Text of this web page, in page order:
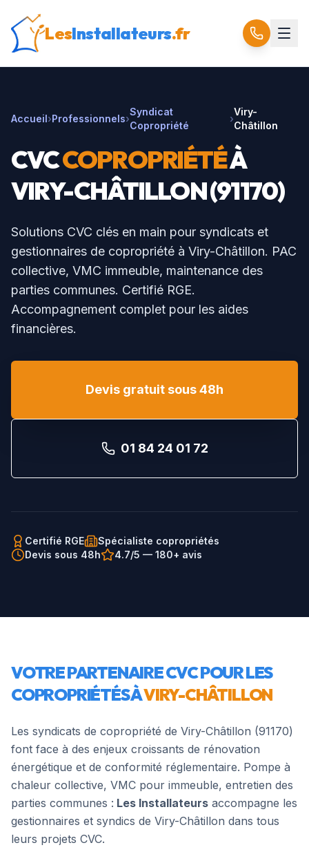
LesInstallateurs.fr
Accueil›Professionnels›
Syndicat
Copropriété
›
Viry-
Châtillon
CVCCOPROPRIÉTÉÀ
VIRY-CHÂTILLON(91170)
Solutions CVC clés en main pour syndicats et
gestionnaires de copropriété à Viry-Châtillon. PAC
collective, VMC immeuble, maintenance des
parties communes. Certifié RGE.
Accompagnement complet pour les aides
financières.
Devis gratuit sous 48h
01 84 24 01 72
Certifié RGE
Spécialiste copropriétés
Devis sous 48h
4.7/5 — 180+ avis
VOTRE PARTENAIRE CVC POUR LES
COPROPRIÉTÉS ÀVIRY-CHÂTILLON
Les syndicats de copropriété de Viry-Châtillon (91170)
font face à des enjeux croissants de rénovation
énergétique et de conformité réglementaire. Pompe à
chaleur collective, VMC pour immeuble, entretien des
parties communes : Les Installateurs accompagne les
gestionnaires et syndics de Viry-Châtillon dans tous
leurs projets CVC.